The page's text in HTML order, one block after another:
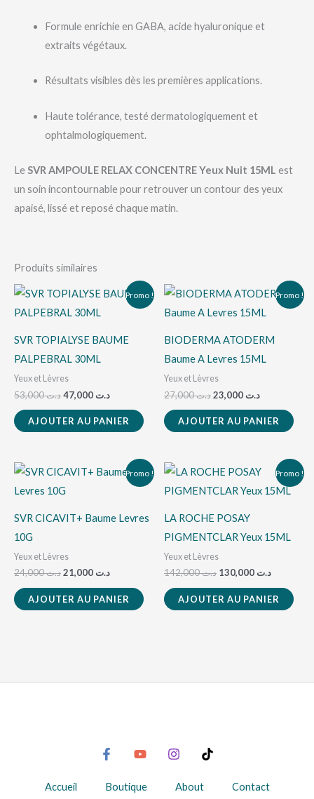
Formule enrichie en GABA, acide hyaluronique et
extraits végétaux.
Résultats visibles dès les premières applications.
Haute tolérance, testé dermatologiquement et
ophtalmologiquement.
Le SVR AMPOULE RELAX CONCENTRE Yeux Nuit 15ML est
un soin incontournable pour retrouver un contour des yeux
apaisé, lissé et reposé chaque matin.
Produits similaires
Promo !
SVR TOPIALYSE BAUME
PALPEBRAL 30ML
Yeux et Lèvres
د.ت53,000
Le
prix
initial
د.ت 53,000.
د.ت
Le
prix
AJOUTER AU PANIER
Promo !
BIODERMA ATODERM
Baume A Levres 15ML
Yeux et Lèvres
د.ت27,000
Le
prix
initial
د.ت 27,000.
د.ت
Le
prix
actuel
AJOUTER AU PANIER
Promo !
SVR CICAVIT+ Baume Levres
10G
Yeux et Lèvres
د.ت24,000
Le
prix
initial
د.ت 24,000.
د.ت
Le
prix
AJOUTER AU PANIER
Promo !
LA ROCHE POSAY
PIGMENTCLAR Yeux 15ML
Yeux et Lèvres
د.ت142,000
Le
prix
initial
د.ت
Le
prix
actuel
AJOUTER AU PANIER
Accueil Boutique About Contact